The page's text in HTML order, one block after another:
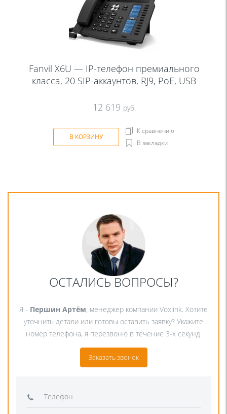
Fanvil X6U — IP-телефон премиального
класса, 20 SIP-аккаунтов, RJ9, PoE, USB
12 619 руб.
В КОРЗИНУ
К сравнению
В закладки
ОСТАЛИСЬ ВОПРОСЫ?
Я - Першин Артём, менеджер компании Voxlink. Хотите
уточнить детали или готовы оставить заявку? Укажите
номер телефона, я перезвоню в течение 3-х секунд.
Заказать звонок